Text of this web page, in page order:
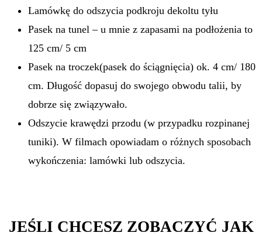
Lamówkę do odszycia podkroju dekoltu tyłu
Pasek na tunel – u mnie z zapasami na podłożenia to
125 cm/ 5 cm
Pasek na troczek(pasek do ściągnięcia) ok. 4 cm/ 180
cm. Długość dopasuj do swojego obwodu talii, by
dobrze się związywało.
Odszycie krawędzi przodu (w przypadku rozpinanej
tuniki). W filmach opowiadam o różnych sposobach
wykończenia: lamówki lub odszycia.
JEŚLI CHCESZ ZOBACZYĆ JAK